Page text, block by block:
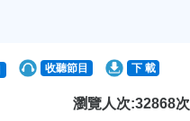
收聽節目 下 載
瀏覽人次:32868次